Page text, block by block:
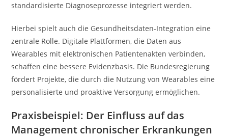
standardisierte Diagnoseprozesse integriert werden.
Hierbei spielt auch die Gesundheitsdaten-Integration eine
zentrale Rolle. Digitale Plattformen, die Daten aus
Wearables mit elektronischen Patientenakten verbinden,
schaffen eine bessere Evidenzbasis. Die Bundesregierung
fördert Projekte, die durch die Nutzung von Wearables eine
personalisierte und proaktive Versorgung ermöglichen.
Praxisbeispiel: Der Einfluss auf das
Management chronischer Erkrankungen